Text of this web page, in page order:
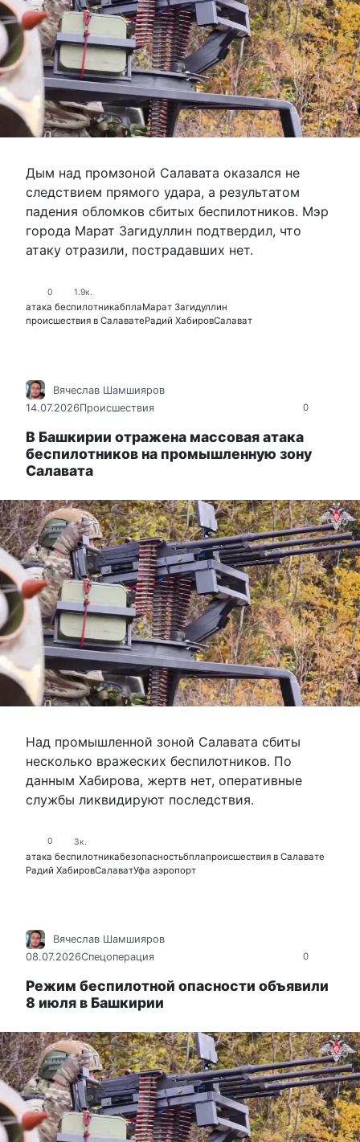
Дым над промзоной Салавата оказался не
следствием прямого удара, а результатом
падения обломков сбитых беспилотников. Мэр
города Марат Загидуллин подтвердил, что
атаку отразили, пострадавших нет.
0 1.9к.
атака беспилотникабплаМарат Загидуллин
происшествия в СалаватеРадий ХабировСалават
0
Вячеслав Шамшияров
14.07.2026Происшествия
В Башкирии отражена массовая атака
беспилотников на промышленную зону
Салавата
Над промышленной зоной Салавата сбиты
несколько вражеских беспилотников. По
данным Хабирова, жертв нет, оперативные
службы ликвидируют последствия.
0 3к.
атака беспилотникабезопасностьбплапроисшествия в Салавате
Радий ХабировСалаватУфа аэропорт
0
Вячеслав Шамшияров
08.07.2026Спецоперация
Режим беспилотной опасности объявили
8 июля в Башкирии